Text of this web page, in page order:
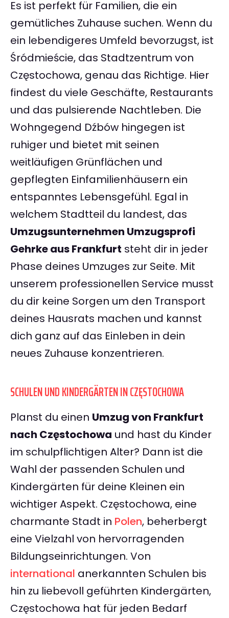
Es ist perfekt für Familien, die ein
gemütliches Zuhause suchen. Wenn du
ein lebendigeres Umfeld bevorzugst, ist
Śródmieście, das Stadtzentrum von
Częstochowa, genau das Richtige. Hier
findest du viele Geschäfte, Restaurants
und das pulsierende Nachtleben. Die
Wohngegend Dźbów hingegen ist
ruhiger und bietet mit seinen
weitläufigen Grünflächen und
gepflegten Einfamilienhäusern ein
entspanntes Lebensgefühl. Egal in
welchem Stadtteil du landest, das
Umzugsunternehmen Umzugsprofi
Gehrke aus Frankfurt steht dir in jeder
Phase deines Umzuges zur Seite. Mit
unserem professionellen Service musst
du dir keine Sorgen um den Transport
deines Hausrats machen und kannst
dich ganz auf das Einleben in dein
neues Zuhause konzentrieren.
SCHULEN UND KINDERGÄRTEN IN CZĘSTOCHOWA
Planst du einen Umzug von Frankfurt
nach Częstochowa und hast du Kinder
im schulpflichtigen Alter? Dann ist die
Wahl der passenden Schulen und
Kindergärten für deine Kleinen ein
wichtiger Aspekt. Częstochowa, eine
charmante Stadt in Polen, beherbergt
eine Vielzahl von hervorragenden
Bildungseinrichtungen. Von
international anerkannten Schulen bis
hin zu liebevoll geführten Kindergärten,
Częstochowa hat für jeden Bedarf